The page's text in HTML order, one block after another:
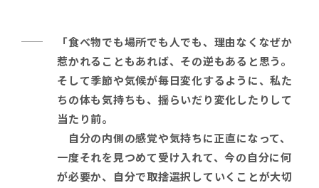
「食べ物でも場所でも人でも、理由なくなぜか
惹かれることもあれば、その逆もあると思う。
そして季節や気候が毎日変化するように、私た
ちの体も気持ちも、揺らいだり変化したりして
当たり前。
自分の内側の感覚や気持ちに正直になって、
一度それを見つめて受け入れて、今の自分に何
が必要か、自分で取捨選択していくことが大切